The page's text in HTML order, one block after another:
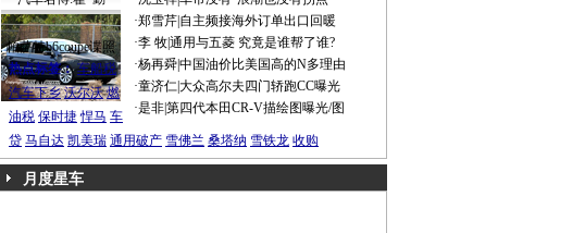
帕萨特b6coupe谍照
·郑雪芹| 自主频接海外订单出口回暖
·李 牧|通用与五菱 究竟是谁帮了谁?
·杨再舜|中国油价比美国高的N多理由
·童济仁|大众高尔夫四门轿跑CC曝光
·是非|第四代本田CR-V描绘图曝光/图
热点标签： 车船税
汽车下乡 沃尔沃 燃
油税 保时捷 悍马 车
贷 马自达 凯美瑞 通用破产 雪佛兰 桑塔纳 雪铁龙 收购
月度星车